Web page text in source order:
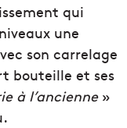
qui
une
son carrelage
bouteille et ses
à l’ancienne»